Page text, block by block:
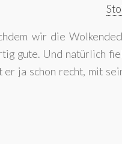
wir die
gute. Und natürlich
er ja schon recht, mit